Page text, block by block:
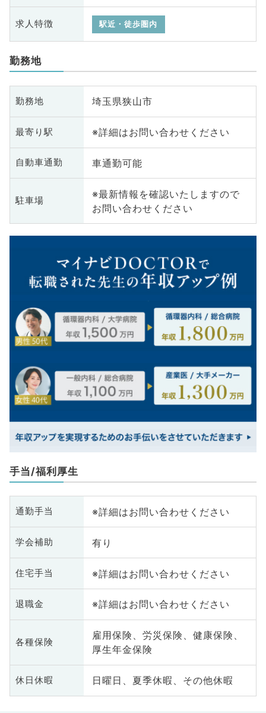
求人特徴 駅近・徒歩圏内
勤務地
勤務地 埼玉県狭山市
最寄り駅 ※詳細はお問い合わせください
自動車通勤 車通勤可能
駐車場
※最新情報を確認いたしますので
お問い合わせください
手当/福利厚生
通勤手当 ※詳細はお問い合わせください
学会補助 有り
住宅手当 ※詳細はお問い合わせください
退職金 ※詳細はお問い合わせください
各種保険
雇用保険、労災保険、健康保険、
厚生年金保険
休日休暇 日曜日、夏季休暇、その他休暇